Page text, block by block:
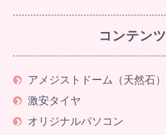
コンテンツ
アメジストドーム（天然石）
激安タイヤ
オリジナルパソコン